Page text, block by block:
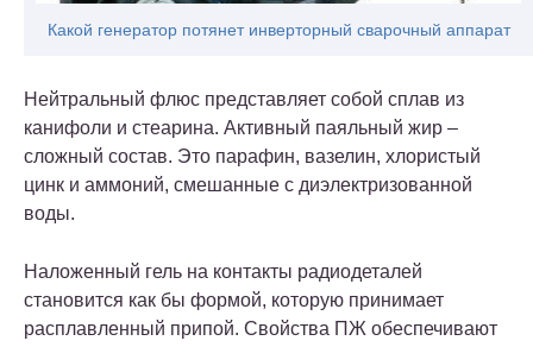
Какой генератор потянет инверторный сварочный аппарат
Нейтральный флюс представляет собой сплав из
канифоли и стеарина. Активный паяльный жир –
сложный состав. Это парафин, вазелин, хлористый
цинк и аммоний, смешанные с диэлектризованной
воды.
Наложенный гель на контакты радиодеталей
становится как бы формой, которую принимает
расплавленный припой. Свойства ПЖ обеспечивают